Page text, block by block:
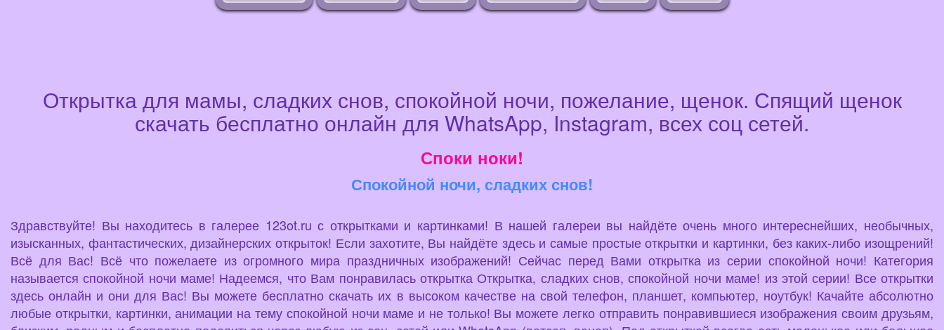
Открытка для мамы, сладких снов, спокойной ночи, пожелание, щенок. Спящий щенок
скачать бесплатно онлайн для WhatsApp, Instagram, всех соц сетей.
Споки ноки!
Спокойной ночи, сладких снов!
Здравствуйте! Вы находитесь в галерее 123ot.ru с открытками и картинками! В нашей галереи вы найдёте очень много интереснейших, необычных,
изысканных, фантастических, дизайнерских открыток! Если захотите, Вы найдёте здесь и самые простые открытки и картинки, без каких-либо изощрений!
Всё для Вас! Всё что пожелаете из огромного мира праздничных изображений! Сейчас перед Вами открытка из серии спокойной ночи! Категория
называется спокойной ночи маме! Надеемся, что Вам понравилась открытка Открытка, сладких снов, спокойной ночи маме! из этой серии! Все открытки
здесь онлайн и они для Вас! Вы можете бесплатно скачать их в высоком качестве на свой телефон, планшет, компьютер, ноутбук! Качайте абсолютно
любые открытки, картинки, анимации на тему спокойной ночи маме и не только! Вы можете легко отправить понравившиеся изображения своим друзьям,